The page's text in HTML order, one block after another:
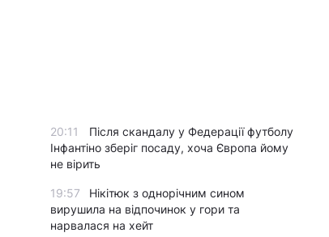
20:11
Після скандалу у Федерації футболу
Інфантіно зберіг посаду, хоча Європа йому
не вірить
19:57
Нікітюк з однорічним сином
вирушила на відпочинок у гори та
нарвалася на хейт